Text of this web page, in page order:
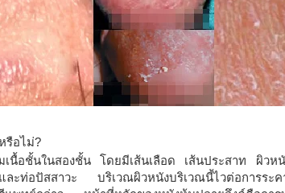
รือไม่?
นื้อชั้นในสองชั้น โดยมีเส้นเลือด เส้นประสาท ผิวหนั
ละท่อปัสสาวะ บริเวณผิวหนังบริเวณนี้ไวต่อการระค